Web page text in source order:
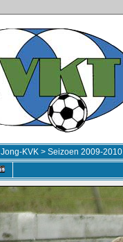
Jong-KVK > Seizoen 2009-2010